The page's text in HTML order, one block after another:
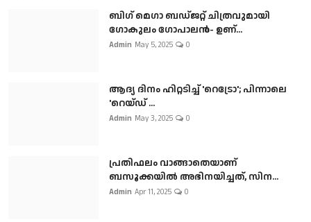
ബി​ഗ് മെഗാ ബഡ്ജറ്റ് ചിത്രവുമായി
ഗോകുലം ഗോപാലൻ- ഉണ്...
Admin May 5, 2025 0
ആദ്യ ദിനം ഹിറ്റടിച്ച് 'റെട്രോ'; പിന്നാലെ
'റെയ്ഡ് ...
Admin May 3, 2025 0
പ്രതിഫലം വാങ്ങാതെയാണ്
ബസൂക്കയില്‍ അഭിനയിച്ചത്, സിന...
Admin Apr 11, 2025 0